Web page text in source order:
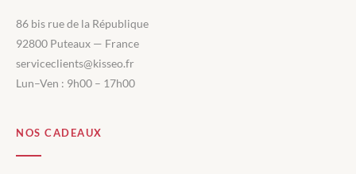
86 bis rue de la République
92800 Puteaux — France
serviceclients@kisseo.fr
Lun–Ven : 9h00 – 17h00
NOS CADEAUX